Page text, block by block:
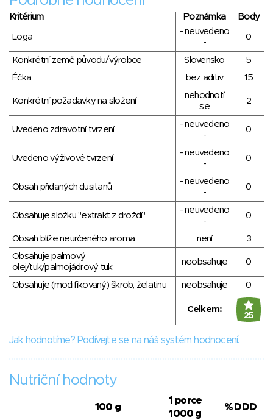
Kritérium Poznámka Body
Loga
- neuvedeno
-
0
Konkrétní země původu/výrobce Slovensko
5
Éčka
bez aditiv 15
Konkrétní požadavky na složení
nehodnotí
se
2
Uvedeno zdravotní tvrzení
- neuvedeno
-
0
Uvedeno výživové tvrzení
- neuvedeno
-
0
Obsah přidaných dusitanů
- neuvedeno
-
0
Obsahuje složku "extrakt z droždí"
- neuvedeno
-
0
Obsah blíže neurčeného aroma není
3
Obsahuje palmový
olej/tuk/palmojádrový tuk
neobsahuje 0
Obsahuje (modifikovaný) škrob, želatinu neobsahuje 0
Celkem:
25
Jak hodnotíme? Podívejte se na náš systém hodnocení.
Nutriční hodnoty
100 g
1 porce
1000 g
% DDD